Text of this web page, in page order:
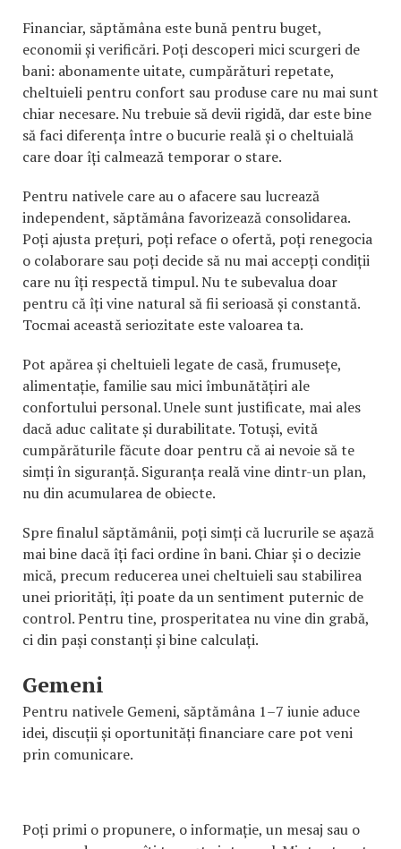
Financiar, săptămâna este bună pentru buget,
economii și verificări. Poți descoperi mici scurgeri de
bani: abonamente uitate, cumpărături repetate,
cheltuieli pentru confort sau produse care nu mai sunt
chiar necesare. Nu trebuie să devii rigidă, dar este bine
să faci diferența între o bucurie reală și o cheltuială
care doar îți calmează temporar o stare.
Pentru nativele care au o afacere sau lucrează
independent, săptămâna favorizează consolidarea.
Poți ajusta prețuri, poți reface o ofertă, poți renegocia
o colaborare sau poți decide să nu mai accepți condiții
care nu îți respectă timpul. Nu te subevalua doar
pentru că îți vine natural să fii serioasă și constantă.
Tocmai această seriozitate este valoarea ta.
Pot apărea și cheltuieli legate de casă, frumusețe,
alimentație, familie sau mici îmbunătățiri ale
confortului personal. Unele sunt justificate, mai ales
dacă aduc calitate și durabilitate. Totuși, evită
cumpărăturile făcute doar pentru că ai nevoie să te
simți în siguranță. Siguranța reală vine dintr-un plan,
nu din acumularea de obiecte.
Spre finalul săptămânii, poți simți că lucrurile se așază
mai bine dacă îți faci ordine în bani. Chiar și o decizie
mică, precum reducerea unei cheltuieli sau stabilirea
unei priorități, îți poate da un sentiment puternic de
control. Pentru tine, prosperitatea nu vine din grabă,
ci din pași constanți și bine calculați.
Gemeni
Pentru nativele Gemeni, săptămâna 1–7 iunie aduce
idei, discuții și oportunități financiare care pot veni
prin comunicare.
Poți primi o propunere, o informație, un mesaj sau o